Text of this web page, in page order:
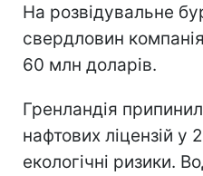
На розвідувальне
свердловин
60 млн доларів.
Гренландія
нафтових ліцензій у
екологічні ризики.